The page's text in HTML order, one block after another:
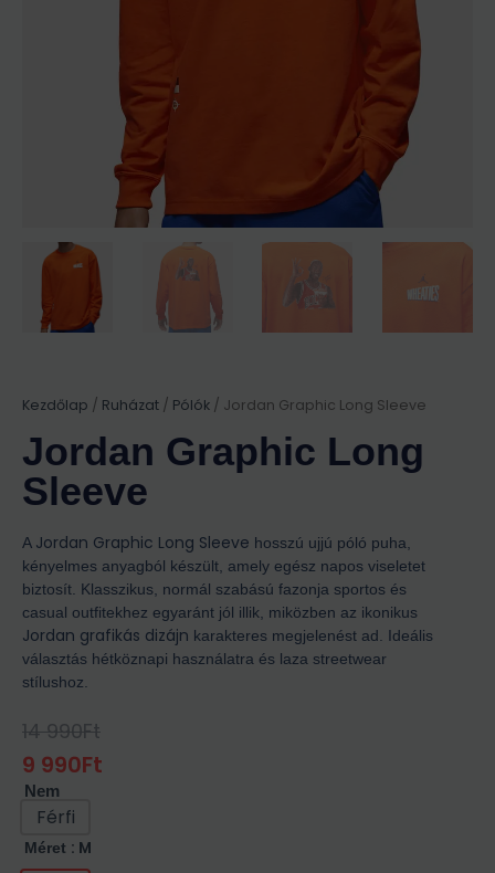
Kezdőlap / Ruházat / Pólók / Jordan Graphic Long Sleeve
Jordan Graphic Long
Sleeve
A Jordan Graphic Long Sleeve hosszú ujjú póló puha,
kényelmes anyagból készült, amely egész napos viseletet
biztosít. Klasszikus, normál szabású fazonja sportos és
casual outfitekhez egyaránt jól illik, miközben az ikonikus
Jordan grafikás dizájn karakteres megjelenést ad. Ideális
választás hétköznapi használatra és laza streetwear
stílushoz.
14 990Ft
Original
Was:
14
990Ft.
9 990Ft
Current
Is:
9
990Ft.
Nem
Férfi
Méret : M